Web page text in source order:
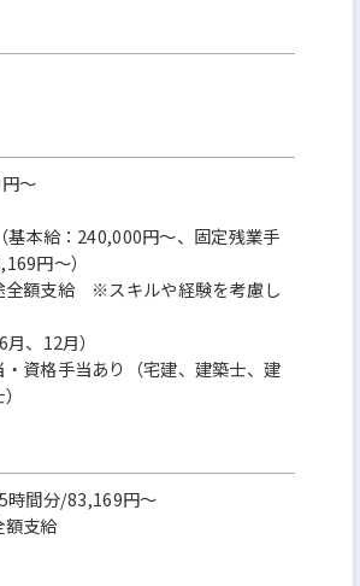
～
基本給：240,000円～、固定残業手
円～）
全額支給 ※スキルや経験を考慮し
、12月）
資格手当あり（宅建、建築士、建
時間分/83,169円～
額支給